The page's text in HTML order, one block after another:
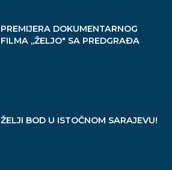
PREMIJERA DOKUMENTARNOG
FILMA ,,ŽELJO" SA PREDGRAĐA
ŽELJI BOD U ISTOČNOM SARAJEVU!